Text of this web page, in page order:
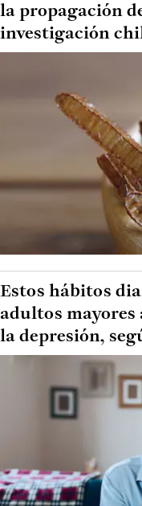
la propagación
investigación
Estos hábitos
adultos
la depresión,